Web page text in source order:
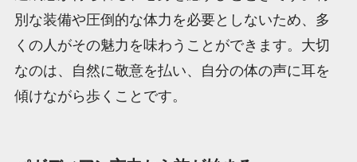
別な装備や圧倒的な体力を必要としないため、多
くの人がその魅力を味わうことができます。大切
なのは、自然に敬意を払い、自分の体の声に耳を
傾けながら歩くことです。